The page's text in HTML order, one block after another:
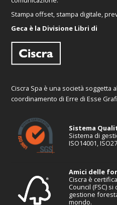
Stampa offset, stampa digitale,
Geca è la Divisione Libri di
Ciscra Spa è una società soggetta
coordinamento di Erre di Esse
Sistema
Sistema di
ISO14001,
Amici delle
Ciscra è
Council (FSC)
gestione
mondo.